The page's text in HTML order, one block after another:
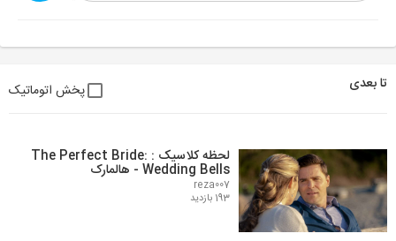
تا بعدی پخش اتوماتیک
لحظه کلاسیک : The Perfect Bride:
Wedding Bells - هالمارک
reza007
193 بازدید